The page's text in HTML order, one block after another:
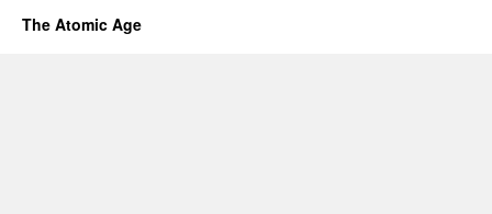
The Atomic Age